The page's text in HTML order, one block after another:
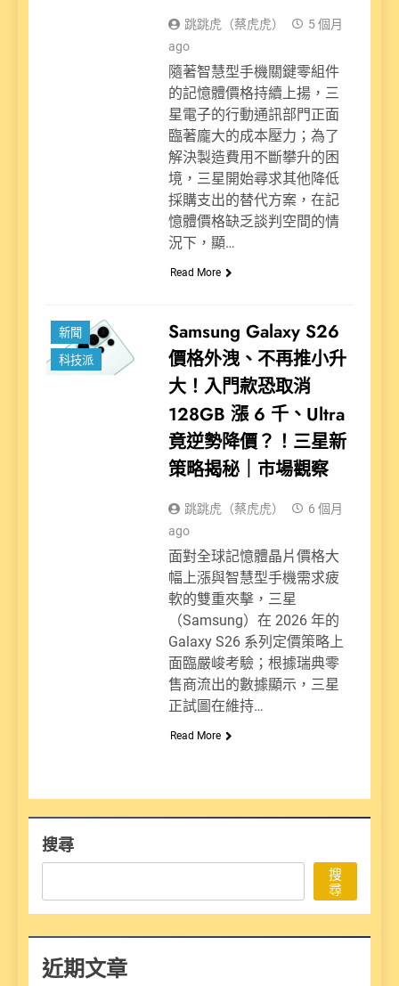
跳跳虎（蔡虎虎）
5 個月
ago
隨著智慧型手機關鍵零組件
的記憶體價格持續上揚，三
星電子的行動通訊部門正面
臨著龐大的成本壓力；為了
解決製造費用不斷攀升的困
境，三星開始尋求其他降低
採購支出的替代方案，在記
憶體價格缺乏談判空間的情
況下，顯…
Read More
新聞
科技派
Samsung Galaxy S26
價格外洩、不再推小升
大！入門款恐取消
128GB 漲 6 千、Ultra
竟逆勢降價？！三星新
策略揭秘｜市場觀察
跳跳虎（蔡虎虎）
6 個月
ago
面對全球記憶體晶片價格大
幅上漲與智慧型手機需求疲
軟的雙重夾擊，三星
（Samsung）在 2026 年的
Galaxy S26 系列定價策略上
面臨嚴峻考驗；根據瑞典零
售商流出的數據顯示，三星
正試圖在維持…
Read More
搜尋
搜
尋
近期文章